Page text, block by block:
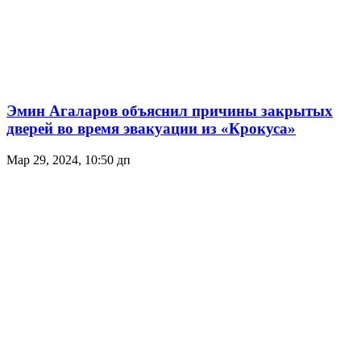
Эмин Агаларов объяснил причины закрытых
дверей во время эвакуации из «Крокуса»
Мар 29, 2024, 10:50 дп